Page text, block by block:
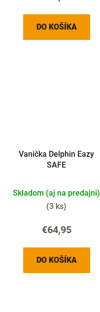
DO KOŠÍKA
Vanička Delphin Eazy
SAFE
Skladom (aj na predajni)
(3 ks)
€64,95
DO KOŠÍKA